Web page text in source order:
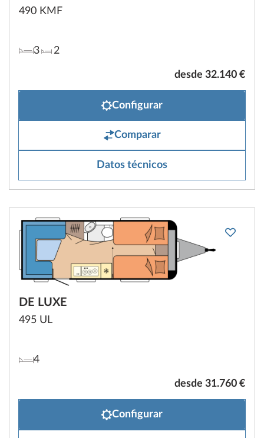
490 KMF
3 2
desde 32.140 €
Configurar
Comparar
Datos técnicos
DE LUXE
495 UL
4
desde 31.760 €
Configurar